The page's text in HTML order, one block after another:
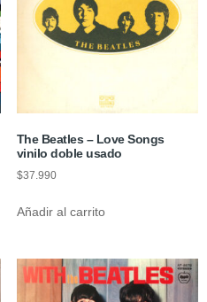
The Beatles – Love Songs
vinilo doble usado
$37.990
Añadir al carrito